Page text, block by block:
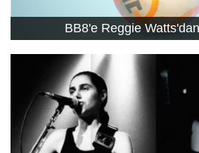
BB8'e Reggie